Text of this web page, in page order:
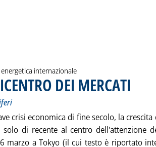
internazionale
DEI MERCATI
crisi economica di fine secolo, la
solo di recente al centro dell'attenzione
marzo a Tokyo (il cui testo è riportato